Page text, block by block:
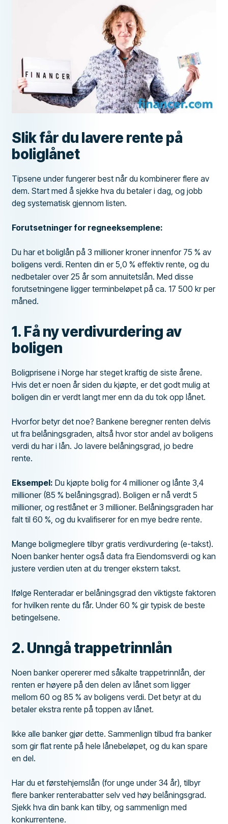
Slik får du lavere rente på
boliglånet
Tipsene under fungerer best når du kombinerer flere av
dem. Start med å sjekke hva du betaler i dag, og jobb
deg systematisk gjennom listen.
Forutsetninger for regneeksemplene:
Du har et boliglån på 3 millioner kroner innenfor 75 % av
boligens verdi. Renten din er 5,0 % effektiv rente, og du
nedbetaler over 25 år som annuitetslån. Med disse
forutsetningene ligger terminbeløpet på ca. 17 500 kr per
måned.
1. Få ny verdivurdering av
boligen
Boligprisene i Norge har steget kraftig de siste årene.
Hvis det er noen år siden du kjøpte, er det godt mulig at
boligen din er verdt langt mer enn da du tok opp lånet.
Hvorfor betyr det noe? Bankene beregner renten delvis
ut fra belåningsgraden, altså hvor stor andel av boligens
verdi du har i lån. Jo lavere belåningsgrad, jo bedre
rente.
Eksempel: Du kjøpte bolig for 4 millioner og lånte 3,4
millioner (85 % belåningsgrad). Boligen er nå verdt 5
millioner, og restlånet er 3 millioner. Belåningsgraden har
falt til 60 %, og du kvalifiserer for en mye bedre rente.
Mange boligmeglere tilbyr gratis verdivurdering (e-takst).
Noen banker henter også data fra Eiendomsverdi og kan
justere verdien uten at du trenger ekstern takst.
Ifølge Renteradar er belåningsgrad den viktigste faktoren
for hvilken rente du får. Under 60 % gir typisk de beste
betingelsene.
2. Unngå trappetrinnlån
Noen banker opererer med såkalte trappetrinnlån, der
renten er høyere på den delen av lånet som ligger
mellom 60 og 85 % av boligens verdi. Det betyr at du
betaler ekstra rente på toppen av lånet.
Ikke alle banker gjør dette. Sammenlign tilbud fra banker
som gir flat rente på hele lånebeløpet, og du kan spare
en del.
Har du et førstehjemslån (for unge under 34 år), tilbyr
flere banker renterabatter selv ved høy belåningsgrad.
Sjekk hva din bank kan tilby, og sammenlign med
konkurrentene.